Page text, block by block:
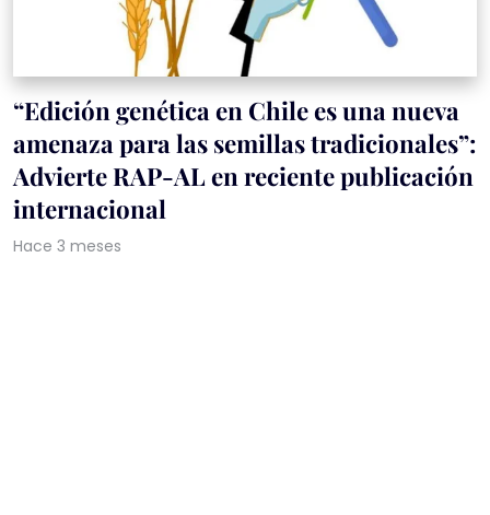
“Edición genética en Chile es una nueva
amenaza para las semillas tradicionales”:
Advierte RAP-AL en reciente publicación
internacional
Hace 3 meses